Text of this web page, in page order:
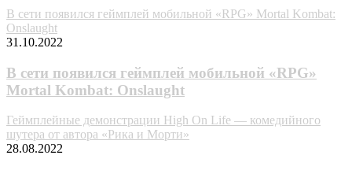
В сети появился геймплей мобильной «RPG» Mortal Kombat:
Onslaught
31.10.2022
В сети появился геймплей мобильной «RPG»
Mortal Kombat: Onslaught
Геймплейные демонстрации High On Life — комедийного
шутера от автора «Рика и Морти»
28.08.2022